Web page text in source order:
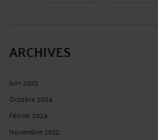
ARCHIVES
Juin 2025
Octobre 2024
Février 2024
Novembre 2022